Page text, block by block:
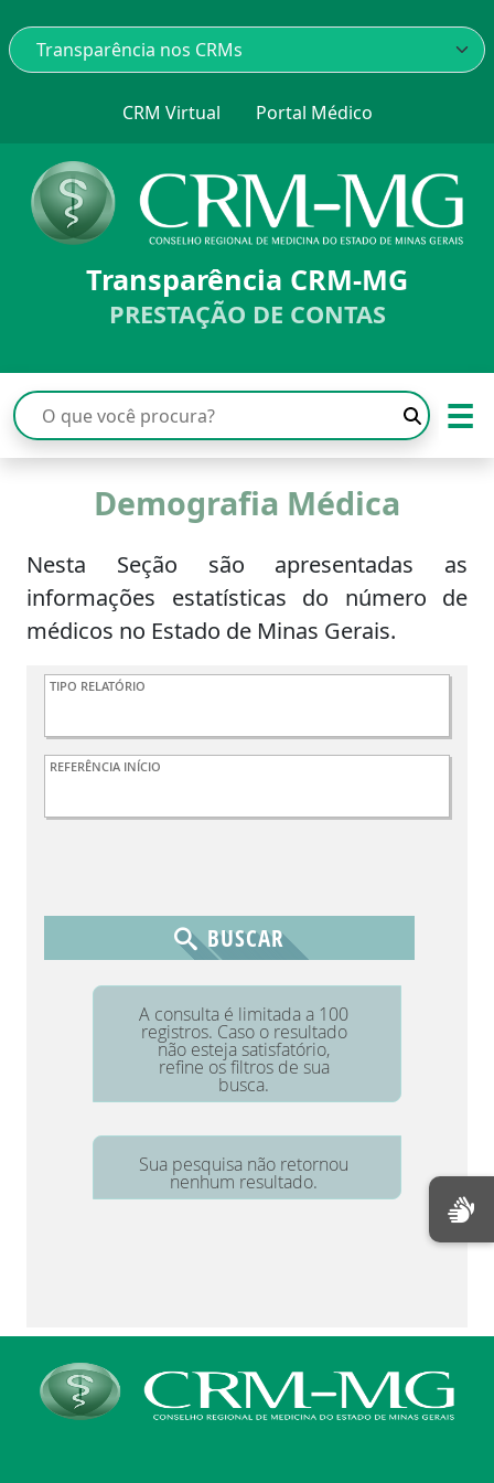
CRM Virtual Portal Médico
Transparência CRM-MG
PRESTAÇÃO DE CONTAS
☰
Demografia Médica
Nesta Seção são apresentadas as
informações estatísticas do número de
médicos no Estado de Minas Gerais.